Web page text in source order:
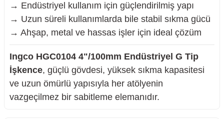
→ Endüstriyel kullanım için güçlendirilmiş yapı
→ Uzun süreli kullanımlarda bile stabil sıkma gücü
→ Ahşap, metal ve hassas işler için ideal çözüm
Ingco HGC0104 4"/100mm Endüstriyel G Tip
İşkence, güçlü gövdesi, yüksek sıkma kapasitesi
ve uzun ömürlü yapısıyla her atölyenin
vazgeçilmez bir sabitleme elemanıdır.